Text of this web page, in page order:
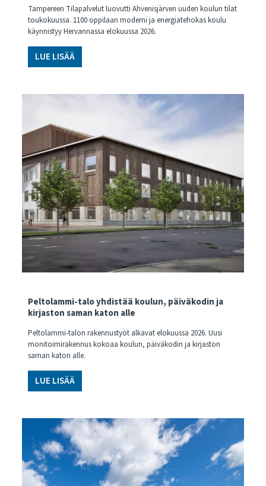
Tampereen Tilapalvelut luovutti Ahvenisjärven uuden koulun tilat
toukokuussa. 1100 oppilaan moderni ja energiatehokas koulu
käynnistyy Hervannassa elokuussa 2026.
LUE LISÄÄ
Peltolammi-talo yhdistää koulun, päiväkodin ja
kirjaston saman katon alle
Peltolammi-talon rakennustyöt alkavat elokuussa 2026. Uusi
monitoimirakennus kokoaa koulun, päiväkodin ja kirjaston
saman katon alle.
LUE LISÄÄ